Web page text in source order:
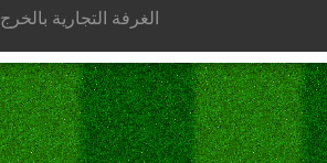
الغرفة التجارية بالخرج